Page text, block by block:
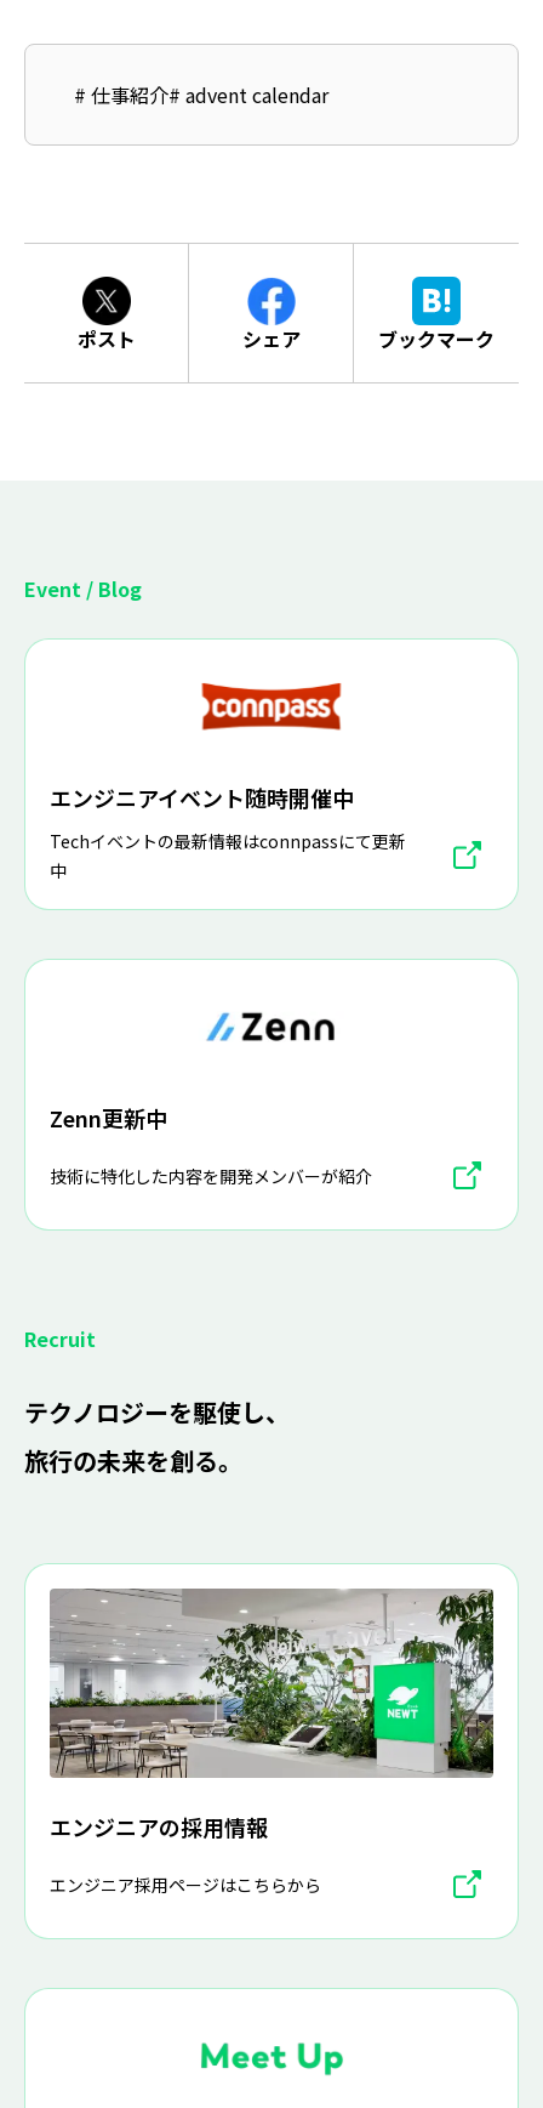
# 仕事紹介# advent calendar
ポスト シェア ブックマーク
Event / Blog
エンジニアイベント随時開催中
Techイベントの最新情報はconnpassにて更新
中
Zenn更新中
技術に特化した内容を開発メンバーが紹介
Recruit
テクノロジーを駆使し、
旅行の未来を創る。
エンジニアの採用情報
エンジニア採用ページはこちらから